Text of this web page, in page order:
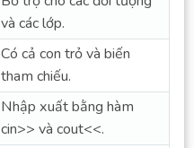
và các lớp.
Có cả con trỏ và biến
tham chiếu.
Nhập xuất bằng hàm
cin>> và cout<<.